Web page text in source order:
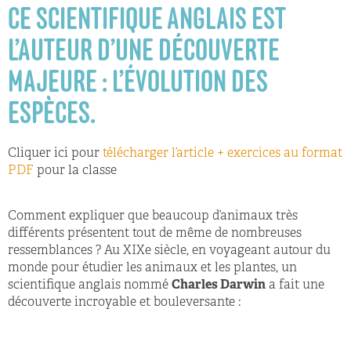
CE SCIENTIFIQUE ANGLAIS EST
L’AUTEUR D’UNE DÉCOUVERTE
MAJEURE : L’ÉVOLUTION DES
ESPÈCES.
Cliquer ici pour télécharger l’article + exercices au format
PDF pour la classe
Comment expliquer que beaucoup d’animaux très
différents présentent tout de même de nombreuses
ressemblances ? Au XIXe siècle, en voyageant autour du
monde pour étudier les animaux et les plantes, un
scientifique anglais nommé Charles Darwin a fait une
découverte incroyable et bouleversante :